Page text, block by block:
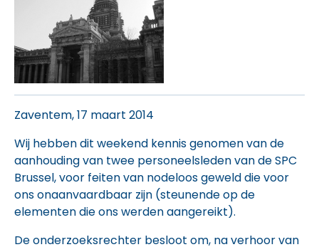
Zaventem, 17 maart 2014
Wij hebben dit weekend kennis genomen van de
aanhouding van twee personeelsleden van de SPC
Brussel, voor feiten van nodeloos geweld die voor
ons onaanvaardbaar zijn (steunende op de
elementen die ons werden aangereikt).
De onderzoeksrechter besloot om, na verhoor van